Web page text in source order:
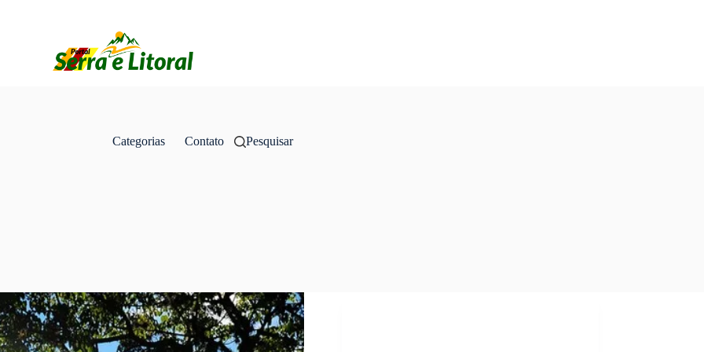
Categorias Contato Pesquisar